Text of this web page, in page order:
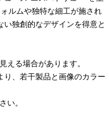
ルムや独特な細工が施され
独創的なデザインを得意と
える場合があります。
り、若干製品と画像のカラー
い。